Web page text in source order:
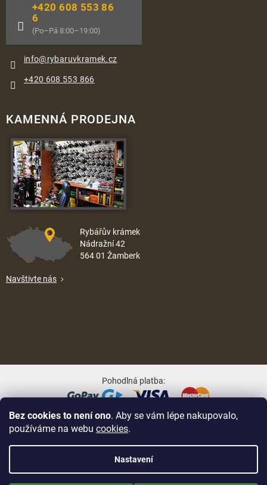
Bez cookies to není ono. Aby se vám lépe nakupovalo,
používáme na webu cookies.
Nastavení
info@rybaruvkramek.cz
+420 608 553 86
6
(Po–Pá 8:00–19:00)
+420 608 553 866
KAMENNÁ PRODEJNA
Rybářův krámek
Nádražní 42
564 01 Žamberk
Navštivte nás
Pohodlná platba:
Oblíbené způsoby dopravy: